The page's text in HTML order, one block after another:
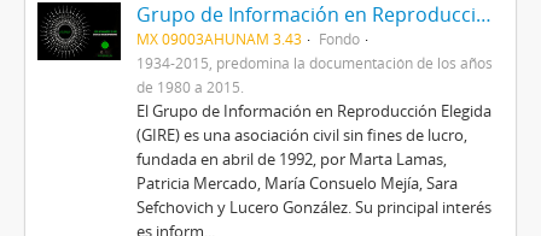
Grupo de Información en Reproducción Elegida (GIRE)
MX 09003AHUNAM 3.43
Fondo
1934-2015, predomina la documentación de los años
de 1980 a 2015.
El Grupo de Información en Reproducción Elegida
(GIRE) es una asociación civil sin fines de lucro,
fundada en abril de 1992, por Marta Lamas,
Patricia Mercado, María Consuelo Mejía, Sara
Sefchovich y Lucero González. Su principal interés
es inform...